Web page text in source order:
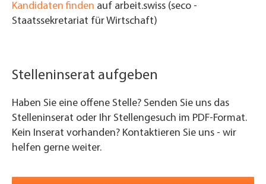
Kandidaten finden auf arbeit.swiss (seco -
Staatssekretariat für Wirtschaft)
Stelleninserat aufgeben
Haben Sie eine offene Stelle? Senden Sie uns das
Stelleninserat oder Ihr Stellengesuch im PDF-Format.
Kein Inserat vorhanden? Kontaktieren Sie uns - wir
helfen gerne weiter.